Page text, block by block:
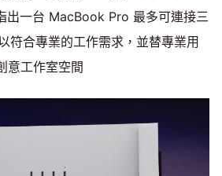
出一台 MacBook Pro 最多可連接三
符合專業的工作需求，並替專業用
意工作室空間